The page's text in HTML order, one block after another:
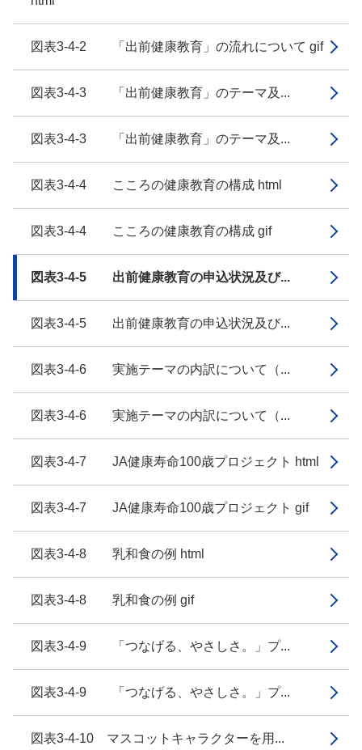
図表3-4-2 「出前健康教育」の流れについて gif
図表3-4-3 「出前健康教育」のテーマ及...
図表3-4-3 「出前健康教育」のテーマ及...
図表3-4-4 こころの健康教育の構成 html
図表3-4-4 こころの健康教育の構成 gif
図表3-4-5 出前健康教育の申込状況及び...
図表3-4-5 出前健康教育の申込状況及び...
図表3-4-6 実施テーマの内訳について（...
図表3-4-6 実施テーマの内訳について（...
図表3-4-7 JA健康寿命100歳プロジェクト html
図表3-4-7 JA健康寿命100歳プロジェクト gif
図表3-4-8 乳和食の例 html
図表3-4-8 乳和食の例 gif
図表3-4-9 「つなげる、やさしさ。」プ...
図表3-4-9 「つなげる、やさしさ。」プ...
図表3-4-10 マスコットキャラクターを用...